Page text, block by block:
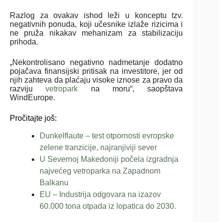
Razlog za ovakav ishod leži u konceptu tzv.
negativnih ponuda, koji učesnike izlaže rizicima i
ne pruža nikakav mehanizam za stabilizaciju
prihoda.
„Nekontrolisano negativno nadmetanje dodatno
pojačava finansijski pritisak na investitore, jer od
njih zahteva da plaćaju visoke iznose za pravo da
razvijuvetropark na moru“, saopštava
WindEurope.
Pročitajte još:
Dunkelflaute – test otpornosti evropske
zelene tranzicije, najranjiviji sever
U Severnoj Makedoniji počela izgradnja
najvećeg vetroparka na Zapadnom
Balkanu
EU – Industrija odgovara na izazov
60.000 tona otpada iz lopatica do 2030.